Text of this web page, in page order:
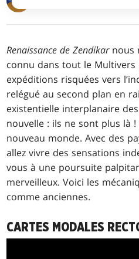
Renaissance de Zendikarnous
connu dans tout le
expéditions risquées vers
relégué au second plan en
existentielle interplanaire
nouvelle : ils ne sont plus là
nouveau monde. Avec des
allez vivre des sensations
vous à une poursuite
merveilleux. Voici les
comme anciennes.
CARTES MODALES